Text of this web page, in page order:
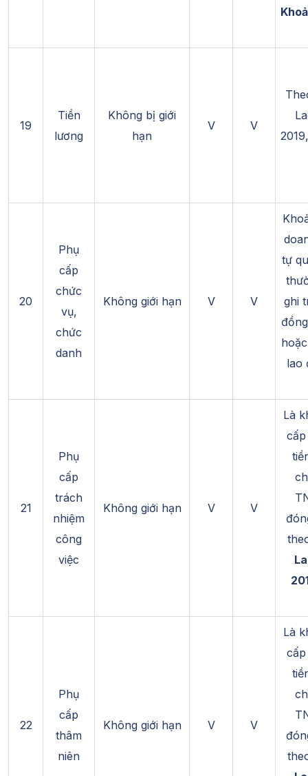
19
Tiền
lương
Không bị giới
hạn
V V
20
Phụ
cấp
chức
vụ,
chức
danh
Không giới hạn V V
tự
ghi
lao
21
Phụ
cấp
trách
nhiệm
công
việc
Không giới hạn V V
Là
22
Phụ
cấp
thâm
niên
Không giới hạn V V
Là